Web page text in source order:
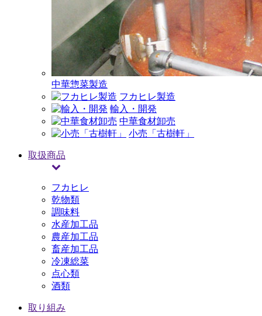
中華惣菜製造
フカヒレ製造
輸入・開発
中華食材卸売
小売「古樹軒」
取扱商品
フカヒレ
乾物類
調味料
水産加工品
農産加工品
畜産加工品
冷凍総菜
点心類
酒類
取り組み